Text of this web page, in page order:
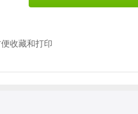
收藏和打印